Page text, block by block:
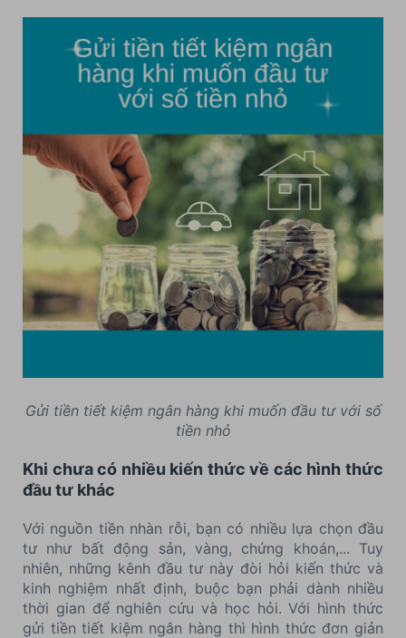
Gửi tiền tiết kiệm ngân hàng khi muốn đầu tư với số
tiền nhỏ
Khi chưa có nhiều kiến thức về các hình thức
đầu tư khác
Với nguồn tiền nhàn rỗi, bạn có nhiều lựa chọn đầu
tư như bất động sản, vàng, chứng khoán,... Tuy
nhiên, những kênh đầu tư này đòi hỏi kiến thức và
kinh nghiệm nhất định, buộc bạn phải dành nhiều
thời gian để nghiên cứu và học hỏi. Với hình thức
gửi tiền tiết kiệm ngân hàng thì hình thức đơn giản